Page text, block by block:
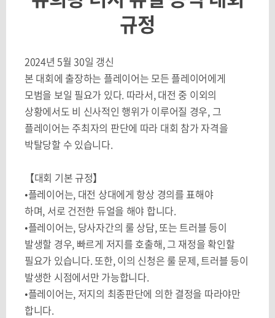
규정
2024년 5월 30일 갱신
본 대회에 출장하는 플레이어는 모든 플레이어에게
모범을 보일 필요가 있다. 따라서,대전 중 이외의
상황에서도 비 신사적인 행위가 이루어질 경우, 그
플레이어는 주최자의 판단에 따라 대회 참가 자격을
박탈당할 수 있습니다.
【대회 기본 규정】
•플레이어는, 대전 상대에게 항상 경의를 표해야
하며, 서로 건전한 듀얼을 해야 합니다.
•플레이어는, 당사자간의 룰 상담,또는 트러블 등이
발생할 경우, 빠르게 저지를 호출해,그 재정을 확인할
필요가 있습니다. 또한,이의 신청은 룰 문제,트러블 등이
발생한 시점에서만 가능합니다.
•플레이어는, 저지의 최종판단에 의한 결정을 따라야만
합니다.